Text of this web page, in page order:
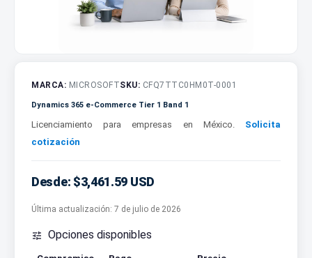
MARCA: MICROSOFTSKU: CFQ7TTC0HM0T-0001
Dynamics 365 e-Commerce Tier 1 Band 1
Licenciamiento para empresas en México. Solicita
cotización
Desde: $3,461.59 USD
Última actualización: 7 de julio de 2026
 Opciones disponibles